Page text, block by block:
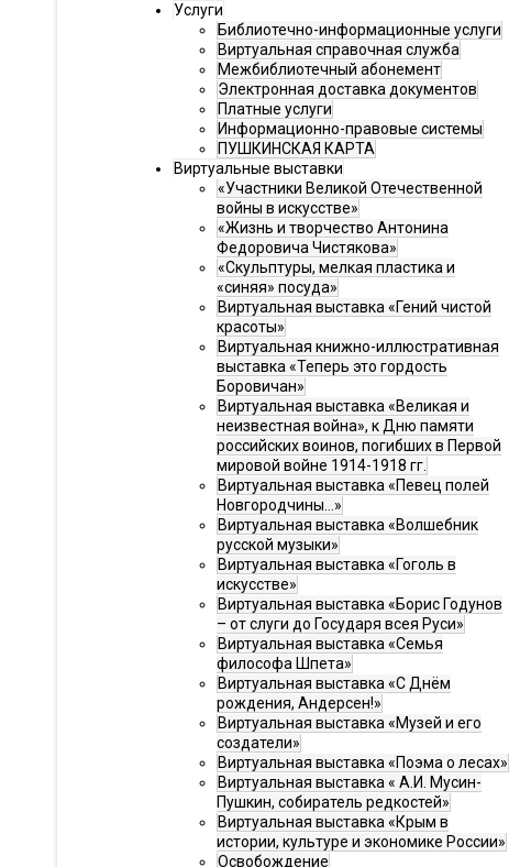
Услуги
Библиотечно-информационные услуги
Виртуальная справочная служба
Межбиблиотечный абонемент
Электронная доставка документов
Платные услуги
Информационно-правовые системы
ПУШКИНСКАЯ КАРТА
Виртуальные выставки
«Участники Великой Отечественной
войны в искусстве»
«Жизнь и творчество Антонина
Федоровича Чистякова»
«Скульптуры, мелкая пластика и
«синяя» посуда»
Виртуальная выставка «Гений чистой
красоты»
Виртуальная книжно-иллюстративная
выставка «Теперь это гордость
Боровичан»
Виртуальная выставка «Великая и
неизвестная война», к Дню памяти
российских воинов, погибших в Первой
мировой войне 1914-1918 гг.
Виртуальная выставка «Певец полей
Новгородчины…»
Виртуальная выставка «Волшебник
русской музыки»
Виртуальная выставка «Гоголь в
искусстве»
Виртуальная выставка «Борис Годунов
– от слуги до Государя всея Руси»
Виртуальная выставка «Семья
философа Шпета»
Виртуальная выставка «С Днём
рождения, Андерсен!»
Виртуальная выставка «Музей и его
создатели»
Виртуальная выставка «Поэма о лесах»
Виртуальная выставка « А.И. Мусин-
Пушкин, собиратель редкостей»
Виртуальная выставка «Крым в
истории, культуре и экономике России»
Освобождение